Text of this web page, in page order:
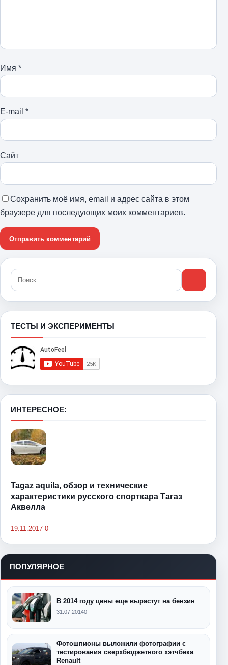
Имя *
E-mail *
Сайт
Сохранить моё имя, email и адрес сайта в этом
браузере для последующих моих комментариев.
ТЕСТЫ И ЭКСПЕРИМЕНТЫ
ИНТЕРЕСНОЕ:
Tagaz aquila, обзор и технические
характеристики русского спорткара Тагаз
Аквелла
19.11.2017 0
ПОПУЛЯРНОЕ
В 2014 году цены еще вырастут на бензин
31.07.20140
Фотошпионы выложили фотографии с
тестирования сверхбюджетного хэтчбека
Renault